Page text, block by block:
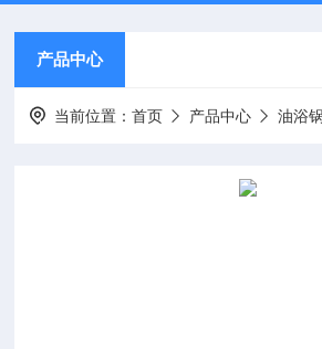
产品中心
当前位置：首页 产品中心 油浴